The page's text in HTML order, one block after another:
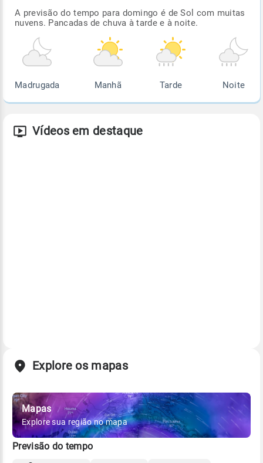
A previsão do tempo para domingo é de Sol com muitas
nuvens. Pancadas de chuva à tarde e à noite.
Madrugada Manhã Tarde Noite
Vídeos em destaque
Explore os mapas
Mapas
Explore sua região no mapa
Previsão do tempo